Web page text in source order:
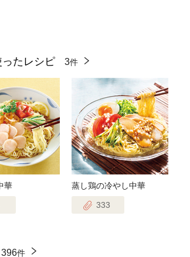
ったレシピ 3件
華 蒸し鶏の冷やし中華
333
396件